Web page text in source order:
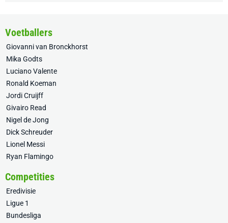
Voetballers
Giovanni van Bronckhorst
Mika Godts
Luciano Valente
Ronald Koeman
Jordi Cruijff
Givairo Read
Nigel de Jong
Dick Schreuder
Lionel Messi
Ryan Flamingo
Competities
Eredivisie
Ligue 1
Bundesliga